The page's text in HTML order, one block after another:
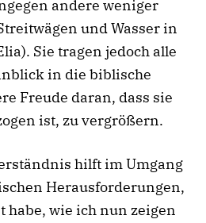
andere weniger
und Wasser in
Sie tragen jedoch alle
in die biblische
Freude daran, dass sie
ist, zu vergrößern.
hilft im Umgang
Herausforderungen,
habe, wie ich nun zeigen